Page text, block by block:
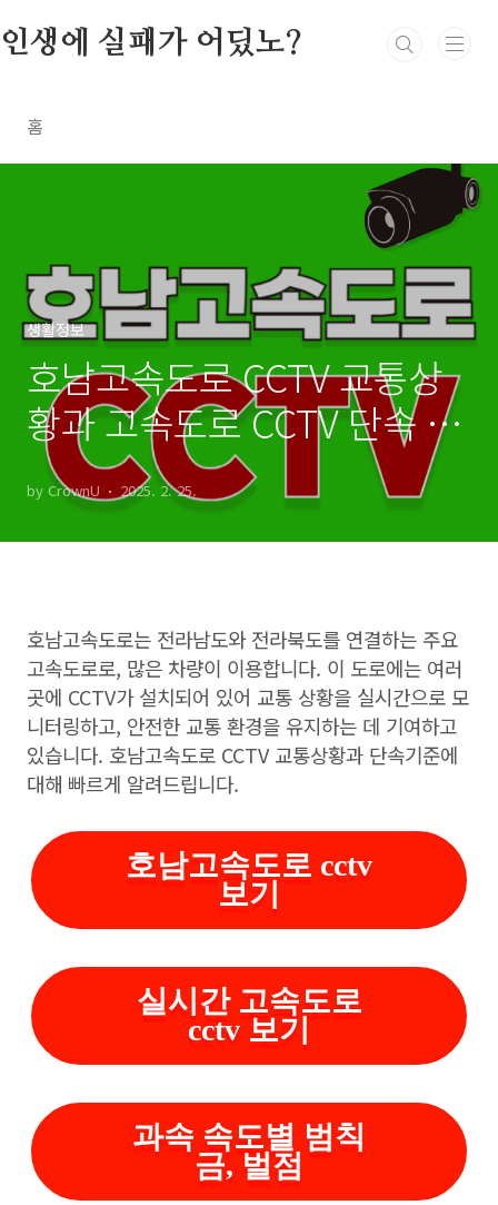
인생에 실패가 어딨노?
홈
생활정보
호남고속도로 CCTV 교통상
황과 고속도로 CCTV 단속 기
준
by CrownU 2025. 2. 25.
호남고속도로는 전라남도와 전라북도를 연결하는 주요
고속도로로, 많은 차량이 이용합니다. 이 도로에는 여러
곳에 CCTV가 설치되어 있어 교통 상황을 실시간으로 모
니터링하고, 안전한 교통 환경을 유지하는 데 기여하고
있습니다. 호남고속도로 CCTV 교통상황과 단속기준에
대해 빠르게 알려드립니다.
호남고속도로 cctv
보기
실시간 고속도로
cctv 보기
과속 속도별 범칙
금, 벌점